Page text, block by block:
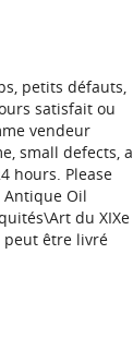
petits défauts,
satisfait ou
vendeur
small defects, a
hours. Please
Antique Oil
du XIXe
peut être livré